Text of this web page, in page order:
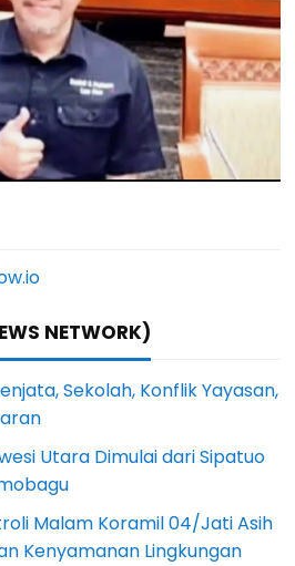
NETWORK)
Sekolah, Konflik Yayasan,
Utara Dimulai dari Sipatuo
Malam Koramil 04/Jati Asih
Kenyamanan Lingkungan